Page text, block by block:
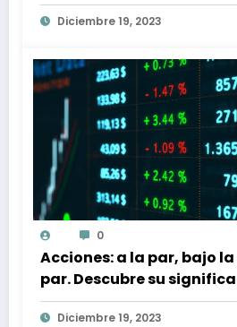
Diciembre 19, 2023
0
Acciones: a la par, bajo
par. Descubre su
afectan a tu inversión
Diciembre 19, 2023